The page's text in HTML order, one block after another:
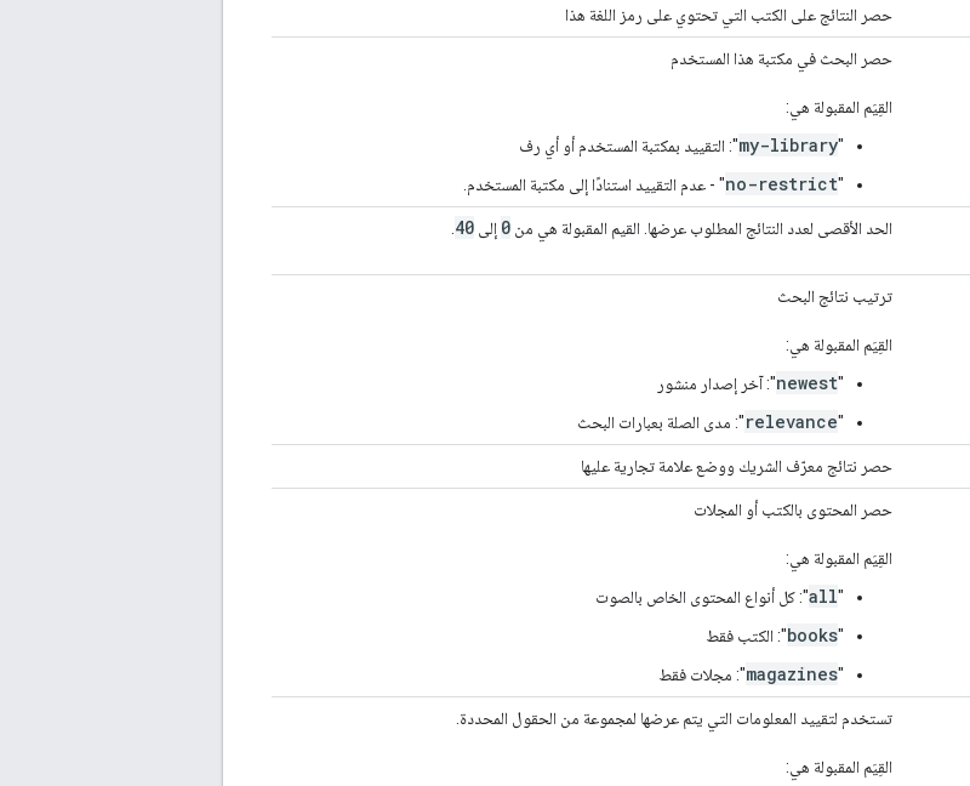
حصر النتائج على الكتب التي تحتوي على رمز اللغة هذا
حصر البحث في مكتبة هذا المستخدم
القِيَم المقبولة هي:
"
my-library": التقييد بمكتبة المستخدم أو أي رف
"
no-restrict" - عدم التقييد استنادًا إلى مكتبة المستخدم.
الحد الأقصى لعدد النتائج المطلوب عرضها. القيم المقبولة هي من 0 إلى 40
ترتيب نتائج البحث
القِيَم المقبولة هي:
"
newest": آخر إصدار منشور
"
relevance": مدى الصلة بعبارات البحث
حصر نتائج معرّف الشريك ووضع علامة تجارية عليها
حصر المحتوى بالكتب أو المجلات
القِيَم المقبولة هي:
"
all": كل أنواع المحتوى الخاص بالصوت
"
books": الكتب فقط
"
magazines": مجلات فقط
تستخدم لتقييد المعلومات التي يتم عرضها لمجموعة من الحقول المحددة.
القِيَم المقبولة هي: